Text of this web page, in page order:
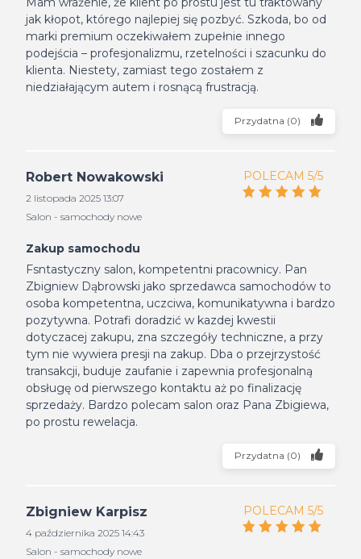
jak kłopot, którego najlepiej się pozbyć. Szkoda, bo od
marki premium oczekiwałem zupełnie innego
podejścia – profesjonalizmu, rzetelności i szacunku do
klienta. Niestety, zamiast tego zostałem z
niedziałającym autem i rosnącą frustracją.
Przydatna (0)
Robert Nowakowski
2 listopada 2025 13:07
Salon - samochody nowe
POLECAM 5/5
Zakup samochodu
Fsntastyczny salon, kompetentni pracownicy. Pan
Zbigniew Dąbrowski jako sprzedawca samochodów to
osoba kompetentna, uczciwa, komunikatywna i bardzo
pozytywna. Potrafi doradzić w kazdej kwestii
dotyczacej zakupu, zna szczegóły techniczne, a przy
tym nie wywiera presji na zakup. Dba o przejrzystość
transakcji, buduje zaufanie i zapewnia profesjonalną
obsługę od pierwszego kontaktu aż po finalizację
sprzedaży. Bardzo polecam salon oraz Pana Zbigiewa,
po prostu rewelacja.
Przydatna (0)
Zbigniew Karpisz
4 października 2025 14:43
Salon - samochody nowe
POLECAM 5/5